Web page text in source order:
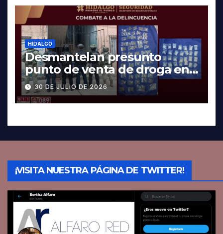
HIDALGO
Desmantelan presunto
punto de venta de droga en
Pachuca; hay dos detenidos
30 DE JULIO DE 2026
¡VISITA NUESTRA PÁGINA DE TWITTER!